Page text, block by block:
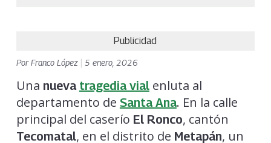
Publicidad
PorFranco López 5 enero, 2026
Una nueva tragedia vialenluta al
departamento de Santa Ana. En la calle
principal del caserío El Ronco, cantón
Tecomatal, en el distrito de Metapán, un